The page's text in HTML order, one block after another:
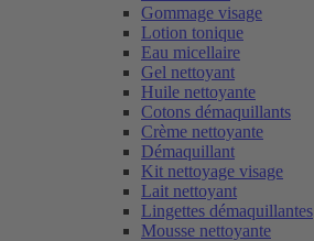
Gommage visage
Lotion tonique
Eau micellaire
Gel nettoyant
Huile nettoyante
Cotons démaquillants
Crème nettoyante
Démaquillant
Kit nettoyage visage
Lait nettoyant
Lingettes démaquillantes
Mousse nettoyante